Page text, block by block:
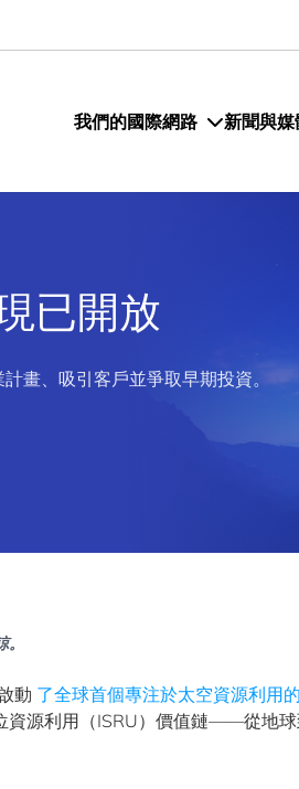
我們的國際網路 新聞與媒
已開放
畫、吸引客戶並爭取早期投資。
動 了全球首個專注於太空資源利用
資源利用（ISRU）價值鏈——從地